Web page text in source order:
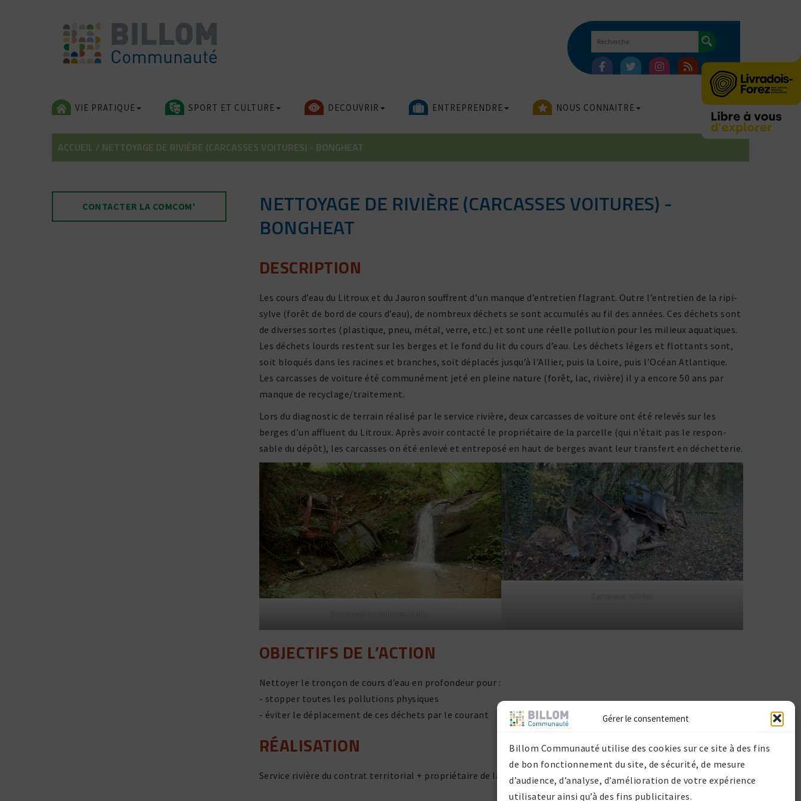
Gérer le consentement
Billom Communauté utilise des cookies sur ce site à des fins
de bon fonctionnement du site, de sécurité, de mesure
d’audience, d’analyse, d’amélioration de votre expérience
utilisateur ainsi qu’à des fins publicitaires.
VIE PRATIQUE SPORT ET CULTURE DECOUVRIR ENTREPRENDRE NOUS CONNAITRE
ACCUEIL / NETTOYAGE DE RIVIÈRE (CARCASSES VOITURES) - BONGHEAT
CONTACTER LA COMCOM'
NETTOYAGE DE RIVIÈRE (CARCASSES VOITURES) -
BONGHEAT
DESCRIPTION
Les cours d’eau du Litroux et du Jauron souffrent d’un manque d’entretien flagrant. Outre l’entretien de la ripi­
sylve (forêt de bord de cours d’eau), de nombreux déchets se sont accu­mulés au fil des années. Ces déchets sont
de diverses sortes (plas­tique, pneu, métal, verre, etc.) et sont une réelle pollu­tion pour les milieux aqua­tiques.
Les déchets lourds restent sur les berges et le fond du lit du cours d’eau. Les déchets légers et flot­tants sont,
soit bloqués dans les racines et branches, soit déplacés jusqu’à l’Allier, puis la Loire, puis l’Océan Atlantique.
Les carcasses de voiture été commu­né­ment jeté en pleine nature (forêt, lac, rivière) il y a encore 50 ans par
manque de recyclage/traitement.
Lors du diag­nostic de terrain réalisé par le service rivière, deux carcasses de voiture ont été relevés sur les
berges d’un affluent du Litroux. Après avoir contacté le proprié­taire de la parcelle (qui n’était pas le respon­
sable du dépôt), les carcasses on été enlevé et entre­posé en haut de berges avant leur trans­fert en déchetterie.
Carcasses de voitures in situ
Carcasses reti­rées
OBJECTIFS DE L’ACTION
Nettoyer le tronçon de cours d’eau en profon­deur pour :
- stopper toutes les pollu­tions physiques
- éviter le dépla­ce­ment de ces déchets par le courant
RÉALISATION
Service rivière du contrat terri­to­rial + proprié­taire de la parcelle + commune de Bongheat